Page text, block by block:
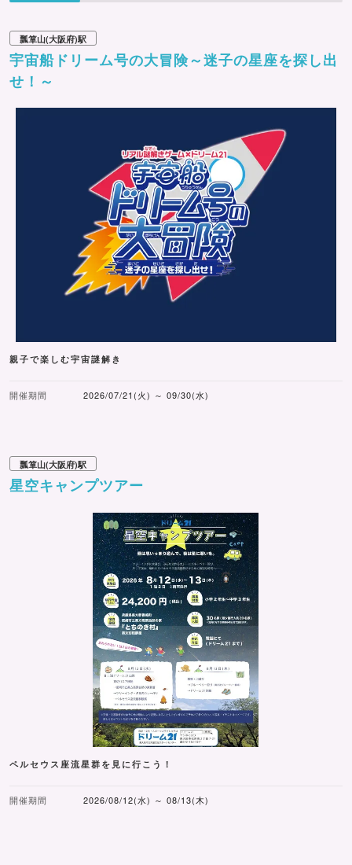
瓢箪山(大阪府)駅
宇宙船ドリーム号の大冒険～迷子の星座を探し出
せ！～
親子で楽しむ宇宙謎解き
開催期間 2026/07/21(火) ～ 09/30(水)
瓢箪山(大阪府)駅
星空キャンプツアー
ペルセウス座流星群を見に行こう！
開催期間 2026/08/12(水) ～ 08/13(木)